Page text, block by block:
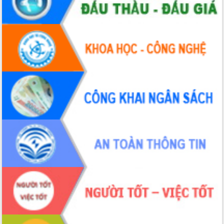
hiện nhiệm vụ quản lý tài sản công
hàng tuần
Tháo gỡ những vướng mắc, đẩy mạnh
công tác cải cách thủ tục hành chính
tại Trung tâm Phục vụ hành chính
công tỉnh
Đắk Lắk: Tôn vinh 46 giải pháp tại Hội
thi Sáng tạo Kỹ thuật 2024 - 2025
Đắk Lắk rà soát, điều chỉnh Đề án 190
về phát triển nuôi trồng thủy sản
Phó Chủ tịch UBND tỉnh Đắk Lắk
Trương Công Thái kiểm tra thực địa
Dự án cao tốc Khánh Hòa - Buôn Ma
Thuột
Định vị cà phê Việt Nam như một “di
sản sống” trong dòng chảy toàn cầu
Xây dựng nông thôn mới: Nâng cao đời
sống người dân từ những mô hình thiết
thực
Quyết liệt tháo gỡ vướng mắc, đẩy